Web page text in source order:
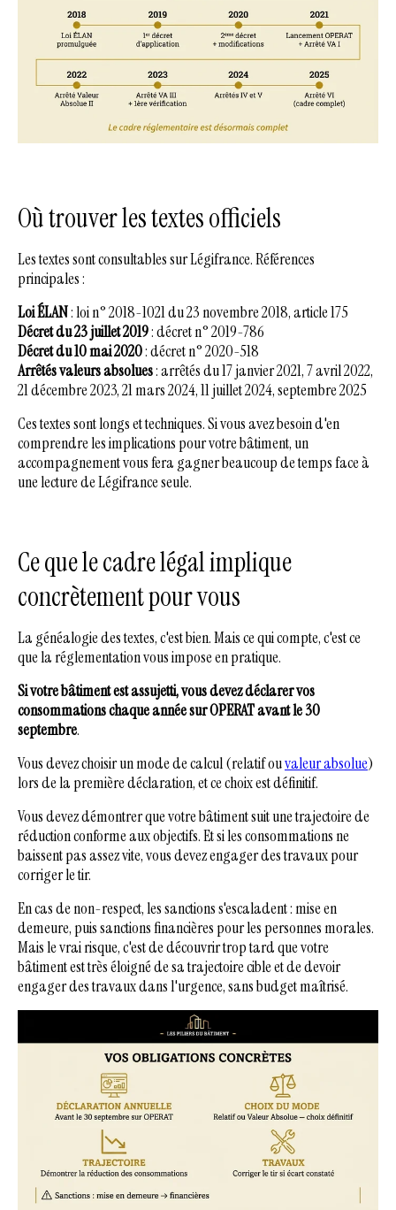
Où trouver les textes officiels
Les textes sont consultables sur Légifrance. Références
principales :
Loi ÉLAN: loi n° 2018-1021 du 23 novembre 2018, article 175
Décret du 23 juillet 2019: décret n° 2019-786
Décret du 10 mai 2020: décret n° 2020-518
Arrêtés valeurs absolues: arrêtés du 17 janvier 2021, 7 avril 2022,
21 décembre 2023, 21 mars 2024, 11 juillet 2024, septembre 2025
Ces textes sont longs et techniques. Si vous avez besoin d'en
comprendre les implications pour votre bâtiment, un
accompagnement vous fera gagner beaucoup de temps face à
une lecture de Légifrance seule.
Ce que le cadre légal implique
concrètement pour vous
La généalogie des textes, c'est bien. Mais ce qui compte, c'est ce
que la réglementation vous impose en pratique.
Si votre bâtiment est assujetti, vous devez déclarer vos
consommations chaque année sur OPERAT avant le 30
septembre.
Vous devez choisir un mode de calcul (relatif ouvaleur absolue)
lors de la première déclaration, et ce choix est définitif.
Vous devez démontrer que votre bâtiment suit une trajectoire de
réduction conforme aux objectifs. Et si les consommations ne
baissent pas assez vite, vous devez engager des travaux pour
corriger le tir.
En cas de non-respect, les sanctions s'escaladent : mise en
demeure, puis sanctions financières pour les personnes morales.
Mais le vrai risque, c'est de découvrir trop tard que votre
bâtiment est très éloigné de sa trajectoire cible et de devoir
engager des travaux dans l'urgence, sans budget maîtrisé.